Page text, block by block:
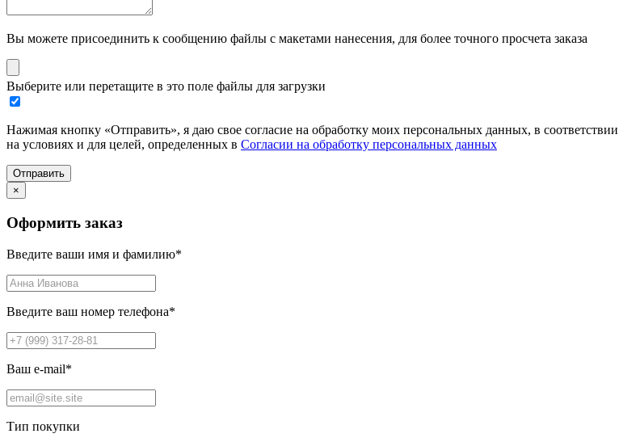
Вы можете присоединить к сообщению файлы с макетами нанесения, для более точного просчета заказа
Выберите или перетащите в это поле файлы для загрузки
Нажимая кнопку «Отправить», я даю свое согласие на обработку моих персональных данных, в
на условиях и для целей, определенных в Согласии на обработку персональных данных
Отправить
×
Оформить заказ
Введите ваши имя и фамилию*
Введите ваш номер телефона*
Ваш e-mail*
Тип покупки